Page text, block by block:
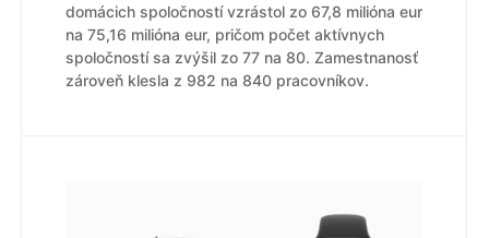
domácich spoločností vzrástol zo 67,8 milióna eur
na 75,16 milióna eur, pričom počet aktívnych
spoločností sa zvýšil zo 77 na 80. Zamestnanosť
zároveň klesla z 982 na 840 pracovníkov.